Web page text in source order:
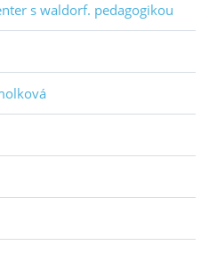
s waldorf. pedagogikou